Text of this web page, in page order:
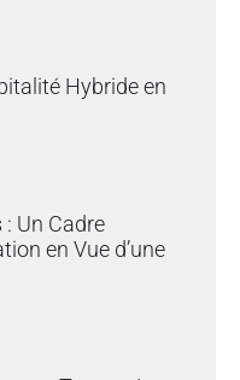
Hybride en
Un Cadre
en Vue d’une